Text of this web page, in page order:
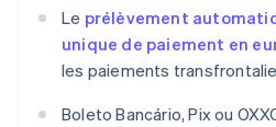
Le prélèvement
unique de paiement en
les paiements
Boleto Bancário, Pix ou